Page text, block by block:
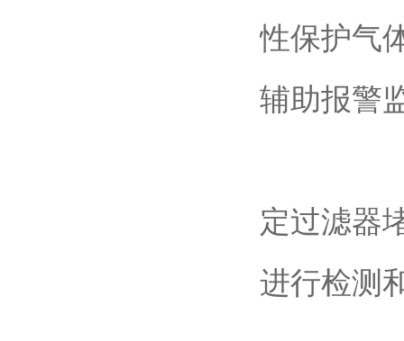
性保护气
辅助报警
定过滤器
进行检测